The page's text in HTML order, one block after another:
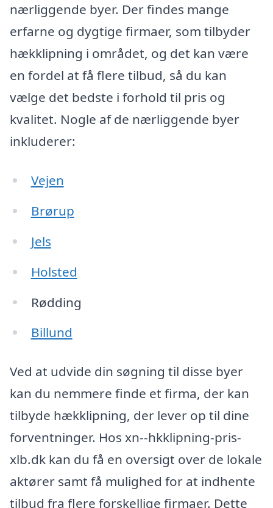
nærliggende byer. Der findes mange
erfarne og dygtige firmaer, som tilbyder
hækklipning i området, og det kan være
en fordel at få flere tilbud, så du kan
vælge det bedste i forhold til pris og
kvalitet. Nogle af de nærliggende byer
inkluderer:
Vejen
Brørup
Jels
Holsted
Rødding
Billund
Ved at udvide din søgning til disse byer
kan du nemmere finde et firma, der kan
tilbyde hækklipning, der lever op til dine
forventninger. Hos xn--hkklipning-pris-
xlb.dk kan du få en oversigt over de lokale
aktører samt få mulighed for at indhente
tilbud fra flere forskellige firmaer. Dette